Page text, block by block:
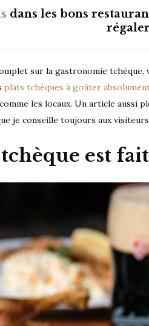
dans les bons
sur la gastronomie
plats tchèques à goûter
les locaux. Un article aussi
je conseille toujours aux visiteurs
est